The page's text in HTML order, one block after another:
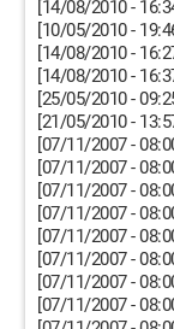
[14/08/2010 -
[10/05/2010 -
[14/08/2010 -
[14/08/2010 -
[25/05/2010 -
[21/05/2010 -
[07/11/2007 -
[07/11/2007 -
[07/11/2007 -
[07/11/2007 -
[07/11/2007 -
[07/11/2007 -
[07/11/2007 -
[07/11/2007 -